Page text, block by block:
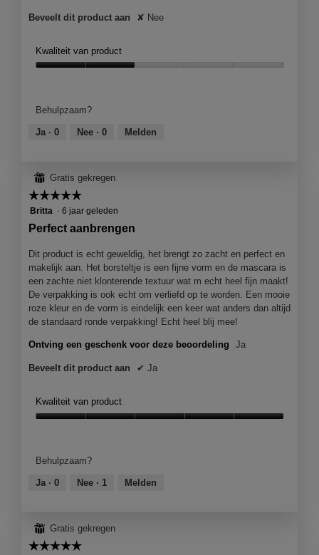
Beveelt dit product aan ✘ Nee
Kwaliteit van product
2
van
Behulpzaam?
Ja · 0 Nee · 0 Melden
⊞ Gratis gekregen
☆☆☆☆☆
☆☆☆☆☆
5
sterren.
Britta · 6 jaar geleden
Perfect aanbrengen
Dit product is echt geweldig, het brengt zo zacht en perfect en
makelijk aan. Het borsteltje is een fijne vorm en de mascara is
een zachte niet klonterende textuur wat m echt heel fijn maakt!
De verpakking is ook echt om verliefd op te worden. Een mooie
roze kleur en de vorm is eindelijk een keer wat anders dan altijd
de standaard ronde verpakking! Echt heel blij mee!
Ontving een geschenk voor deze beoordeling Ja
Beveelt dit product aan ✔ Ja
Kwaliteit van product
5
van
Behulpzaam?
Ja · 0 Nee · 1 Melden
⊞ Gratis gekregen
☆☆☆☆☆
☆☆☆☆☆